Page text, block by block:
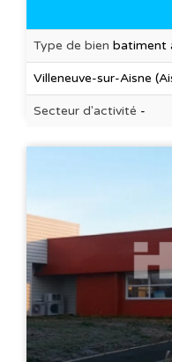
Type de bien batiment
Villeneuve-sur-Aisne
Secteur d'activité -